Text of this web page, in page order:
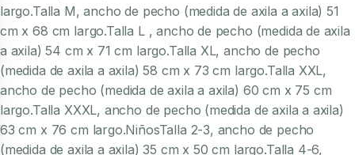
largo.Talla M, ancho de pecho (medida de axila a axila) 51
cm x 68 cm largo.Talla L , ancho de pecho (medida de axila
a axila) 54 cm x 71 cm largo.Talla XL, ancho de pecho
(medida de axila a axila) 58 cm x 73 cm largo.Talla XXL,
ancho de pecho (medida de axila a axila) 60 cm x 75 cm
largo.Talla XXXL, ancho de pecho (medida de axila a axila)
63 cm x 76 cm largo.NiñosTalla 2-3, ancho de pecho
(medida de axila a axila) 35 cm x 50 cm largo.Talla 4-6,